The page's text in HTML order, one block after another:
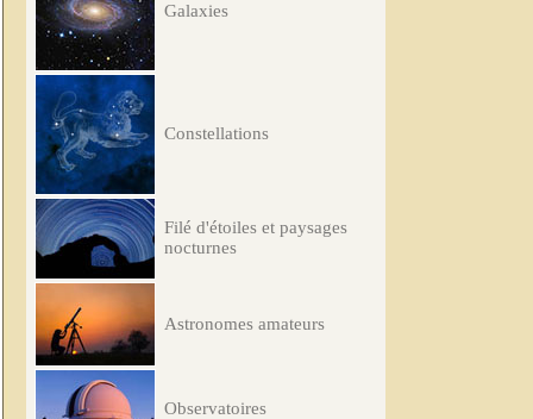
Galaxies
Constellations
Filé d'étoiles et paysages
nocturnes
Astronomes amateurs
Observatoires